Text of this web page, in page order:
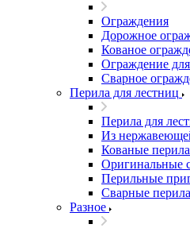
Ограждения
Дорожное
Кованое
Ограждение
Сварное
Перила для лестниц
Перила для
Из
Кованые перила
Оригинальные
Перильные
Сварные перила
Разное